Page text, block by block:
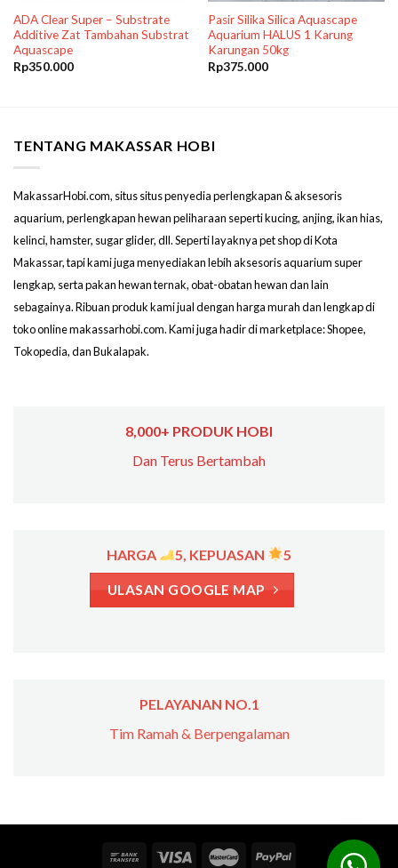
ADA Clear Super – Substrate
Additive Zat Tambahan Substrat
Aquascape
Rp350.000
Pasir Silika Silica Aquascape
Aquarium HALUS 1 Karung
Karungan 50kg
Rp375.000
TENTANG MAKASSAR HOBI
MakassarHobi.com, situs situs penyedia perlengkapan & aksesoris
aquarium, perlengkapan hewan peliharaan seperti kucing, anjing, ikan hias,
kelinci, hamster, sugar glider, dll. Seperti layaknya pet shop di Kota
Makassar, tapi kami juga menyediakan lebih aksesoris aquarium super
lengkap, serta pakan hewan ternak, obat-obatan hewan dan lain
sebagainya. Ribuan produk kami jual dengan harga murah dan lengkap di
toko online makassarhobi.com. Kami juga hadir di marketplace: Shopee,
Tokopedia, dan Bukalapak.
8,000+ PRODUK HOBI
Dan Terus Bertambah
HARGA 5, KEPUASAN 5
ULASAN GOOGLE MAP
PELAYANAN NO.1
Tim Ramah & Berpengalaman